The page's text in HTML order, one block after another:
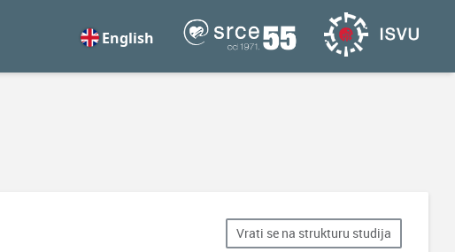
English
Vrati se na strukturu studija